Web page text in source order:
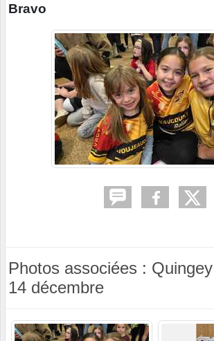
Bravo
Photos associées :
14 décembre